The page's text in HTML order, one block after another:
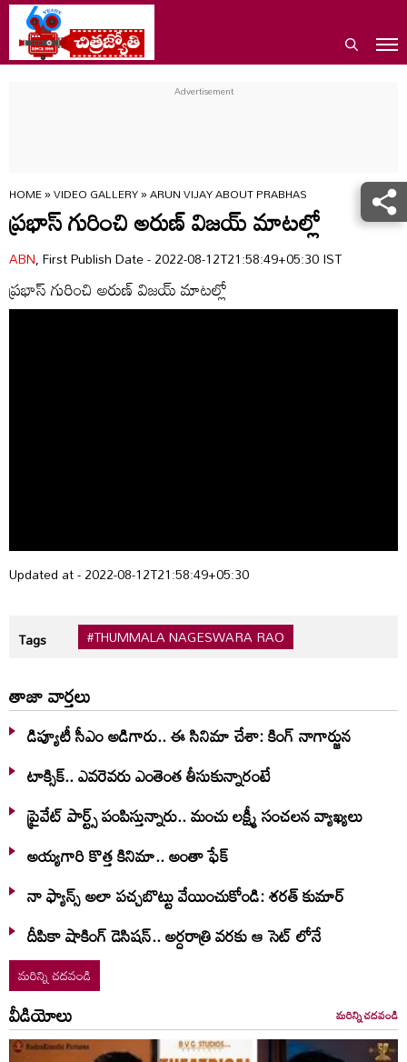
HOME»VIDEO GALLERY»ARUN VIJAY ABOUT PRABHAS
ప్రభాస్ గురించి అరుణ్ విజయ్ మాటల్లో
ABN, First Publish Date - 2022-08-12T21:58:49+05:30 IST
ప్రభాస్ గురించి అరుణ్ విజయ్ మాటల్లో
Updated at - 2022-08-12T21:58:49+05:30
Tags #THUMMALA NAGESWARA RAO
తాజా వార్తలు
డిప్యూటీ సీఎం అడిగారు.. ఈ సినిమా చేశా: కింగ్ నాగార్జున
టాక్సిక్.. ఎవరెవరు ఎంతెంత తీసుకున్నారంటే
ప్రైవేట్ పార్ట్స్ పంపిస్తున్నారు.. మంచు లక్ష్మీ సంచలన వ్యాఖ్యలు
అయ్యగారి కొత్త కినిమా.. అంతా ఫేక్
నా ఫ్యాన్స్ అలా పచ్చబొట్టు వేయించుకోండి: శరత్ కుమార్
దీపికా షాకింగ్ డెసిషన్.. అర్దరాత్రి వరకు ఆ సెట్ లోనే
మరిన్ని చదవండి
వీడియోలు మరిన్ని చదవండి